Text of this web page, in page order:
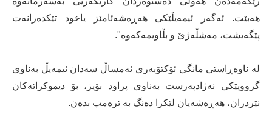
هەبێت. ئەگەر ئیمەیڵێکی هەڕەشەئامێز یاخود تێکدەرانەت
پێگەیشت، مەشڵەژێ و بڵاویمەکەوە".
لە ناوەڕاستی مانگی ئۆکتۆبەری ئەمساڵ سەدان ئیمەیڵ بەناوی
گرووپێکی نەژادپەرست بەناوی پراود بۆیز، بۆ دیموکراتەکان
نێردران، هەڕەشەیان لێکرا دەنگ بە ترەمپ بدەن.